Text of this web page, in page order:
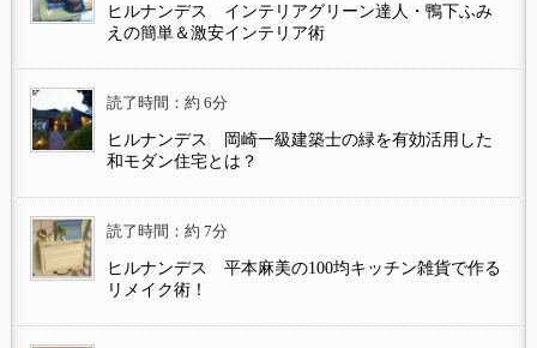
ヒルナンデス インテリアグリーン達人・鴨下ふみ
えの簡単＆激安インテリア術
読了時間：約 6分
ヒルナンデス 岡崎一級建築士の緑を有効活用した
和モダン住宅とは？
読了時間：約 7分
ヒルナンデス 平本麻美の100均キッチン雑貨で作る
リメイク術！